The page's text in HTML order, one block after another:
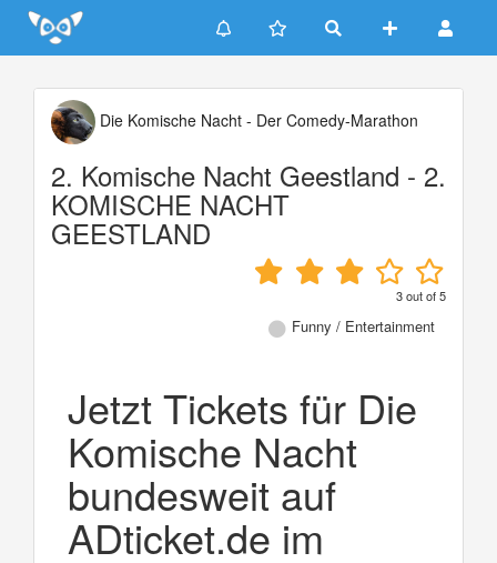
Update cookies preferences
Die Komische Nacht - Der Comedy-Marathon
2. Komische Nacht Geestland - 2.
KOMISCHE NACHT
GEESTLAND
3out of5
Funny / Entertainment
Jetzt Tickets für Die
Komische Nacht
bundesweit auf
ADticket.de im